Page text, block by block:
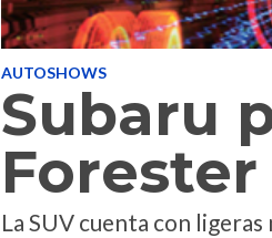
AUTOSHOWS
Subaru
La SUV cuenta con